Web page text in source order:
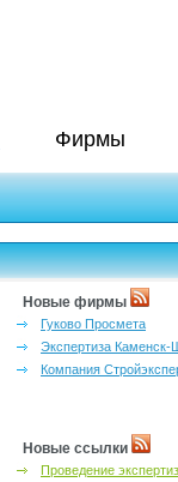
Фирмы
Новые фирмы
Гуково Просмета
Экспертиза Каменск-
Компания
Новые ссылки
Проведение